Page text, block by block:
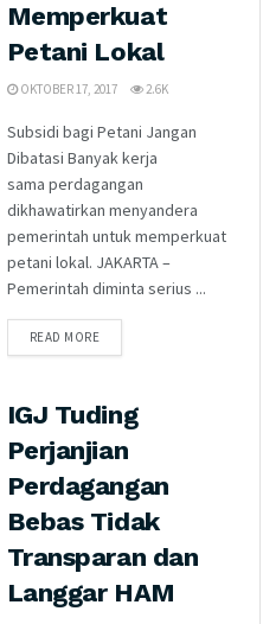
Memperkuat
Petani Lokal
OKTOBER 17, 2017 2.6K
Subsidi bagi Petani Jangan
Dibatasi Banyak kerja
sama perdagangan
dikhawatirkan menyandera
pemerintah untuk memperkuat
petani lokal. JAKARTA –
Pemerintah diminta serius ...
READ MORE
IGJ Tuding
Perjanjian
Perdagangan
Bebas Tidak
Transparan dan
Langgar HAM